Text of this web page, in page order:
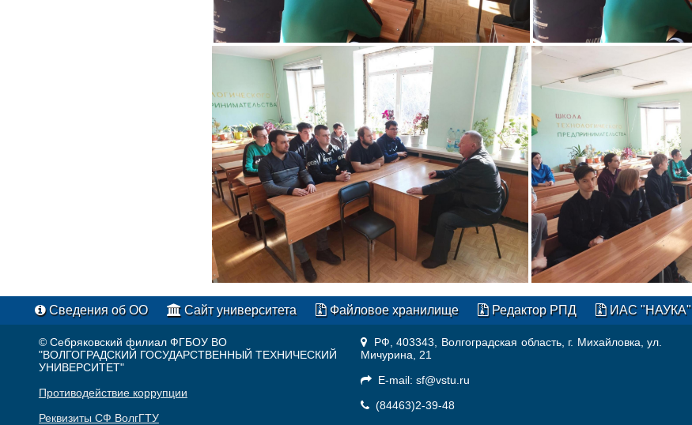
Сведения об ОО Сайт университета Файловое хранилище Редактор РПД ИАС "НАУКА"
© Себряковский филиал ФГБОУ ВО
"ВОЛГОГРАДСКИЙ ГОСУДАРСТВЕННЫЙ ТЕХНИЧЕСКИЙ
УНИВЕРСИТЕТ"
Противодействие коррупции
Реквизиты СФ ВолгГТУ
РФ, 403343, Волгоградская область, г. Михайловка, ул.
Мичурина, 21
E-mail: sf@vstu.ru
(84463)2-39-48